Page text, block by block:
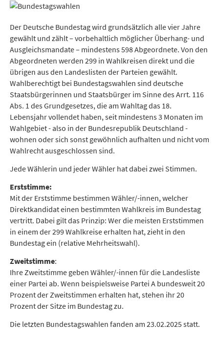
Der Deutsche Bundestag wird grundsätzlich alle vier Jahre
gewählt und zählt – vorbehaltlich möglicher Überhang- und
Ausgleichsmandate – mindestens 598 Abgeordnete. Von den
Abgeordneten werden 299 in Wahlkreisen direkt und die
übrigen aus den Landeslisten der Parteien gewählt.
Wahlberechtigt bei Bundestagswahlen sind deutsche
Staatsbürgerinnen und Staatsbürger im Sinne des Arrt. 116
Abs. 1 des Grundgesetzes, die am Wahltag das 18.
Lebensjahr vollendet haben, seit mindestens 3 Monaten im
Wahlgebiet - also in der Bundesrepublik Deutschland -
wohnen oder sich sonst gewöhnlich aufhalten und nicht vom
Wahlrecht ausgeschlossen sind.
Jede Wählerin und jeder Wähler hat dabei zwei Stimmen.
Erststimme:
Mit der Erststimme bestimmen Wähler/-innen, welcher
Direktkandidat einen bestimmten Wahlkreis im Bundestag
vertritt. Dabei gilt das Prinzip: Wer die meisten Erststimmen
in einem der 299 Wahlkreise erhalten hat, zieht in den
Bundestag ein (relative Mehrheitswahl).
Zweitstimme:
Ihre Zweitstimme geben Wähler/-innen für die Landesliste
einer Partei ab. Wenn beispielsweise Partei A bundesweit 20
Prozent der Zweitstimmen erhalten hat, stehen ihr 20
Prozent der Sitze im Bundestag zu.
Die letzten Bundestagswahlen fanden am 23.02.2025 statt.